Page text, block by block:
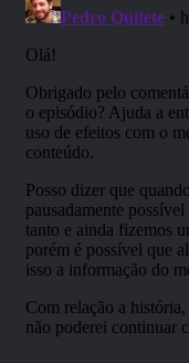
PedraLunar;
Gustavo
Shelly, como
Vinicius Watzl,
Lucy Ferrato
Pedro Quitete,
Vitor Carvalho,
Jonathan Luz,
Raphael Sky,